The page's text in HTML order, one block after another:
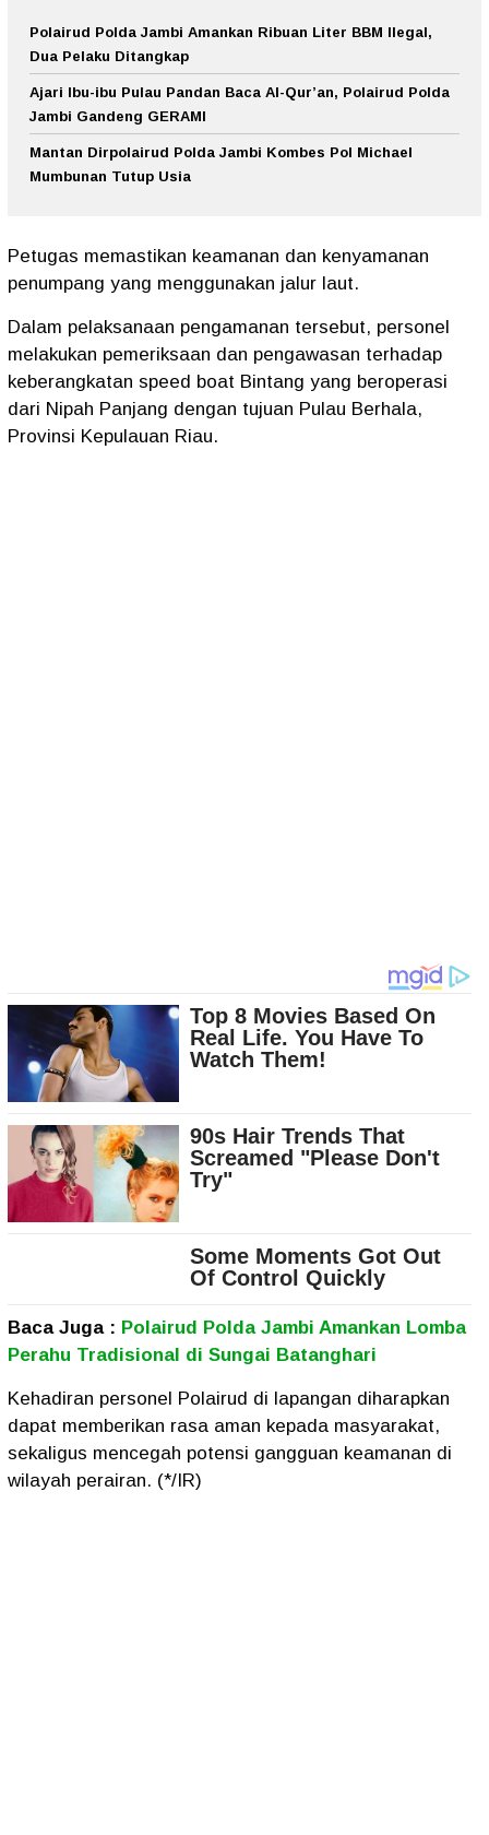
Polairud Polda Jambi Amankan Ribuan Liter BBM Ilegal,
Dua Pelaku Ditangkap
Ajari Ibu-ibu Pulau Pandan Baca Al-Qur’an, Polairud Polda
Jambi Gandeng GERAMI
Mantan Dirpolairud Polda Jambi Kombes Pol Michael
Mumbunan Tutup Usia
Petugas memastikan keamanan dan kenyamanan
penumpang yang menggunakan jalur laut.
Dalam pelaksanaan pengamanan tersebut, personel
melakukan pemeriksaan dan pengawasan terhadap
keberangkatan speed boat Bintang yang beroperasi
dari Nipah Panjang dengan tujuan Pulau Berhala,
Provinsi Kepulauan Riau.
Baca Juga : Polairud Polda Jambi Amankan Lomba
Perahu Tradisional di Sungai Batanghari
Kehadiran personel Polairud di lapangan diharapkan
dapat memberikan rasa aman kepada masyarakat,
sekaligus mencegah potensi gangguan keamanan di
wilayah perairan. (*/IR)